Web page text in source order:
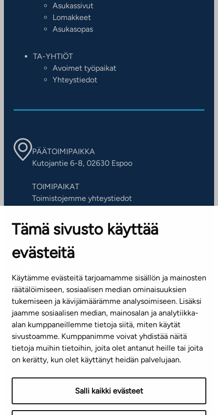
Tämä sivusto käyttää
evästeitä
Käytämme evästeitä tarjoamamme sisällön ja mainosten
räätälöimiseen, sosiaalisen median ominaisuuksien
tukemiseen ja kävijämäärämme analysoimiseen. Lisäksi
jaamme sosiaalisen median, mainosalan ja analytiikka-
alan kumppaneillemme tietoja siitä, miten käytät
sivustoamme. Kumppanimme voivat yhdistää näitä
tietoja muihin tietoihin, joita olet antanut heille tai joita
on kerätty, kun olet käyttänyt heidän palvelujaan.
Salli kaikki evästeet
Asukassivut
Lomakkeet
Asukasopas
TA-YHTIÖT
Avoimet työpaikat
Yhteystiedot
PÄÄTOIMIPAIKKA
Kutojantie 6-8, 02630 Espoo
TOIMIPAIKAT
Toimistojemme yhteystiedot
ASIAKASPALVELUKESKUS
Puh. 045 7734 3777
(arkisin klo 8-16)
info@ta.fi
Tilaa uutiskirje
Mediapankki
TietosuojaselosteSaavutettavuusseloste